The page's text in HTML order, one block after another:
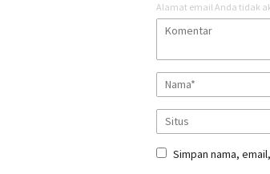
Alamat email Anda tidak
Simpan nama,